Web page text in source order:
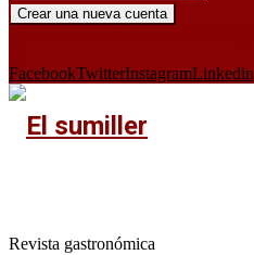
FacebookTwitterInstagramLinkedin
Revista gastronómica